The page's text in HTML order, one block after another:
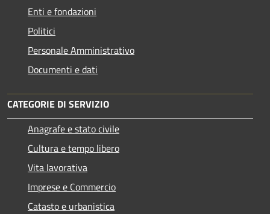
Enti e fondazioni
Politici
Personale Amministrativo
Documenti e dati
CATEGORIE DI SERVIZIO
Anagrafe e stato civile
Cultura e tempo libero
Vita lavorativa
Imprese e Commercio
Catasto e urbanistica